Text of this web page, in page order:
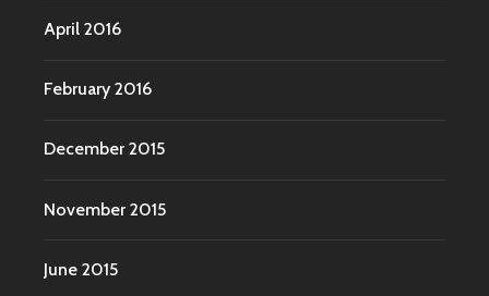
April 2016
February 2016
December 2015
November 2015
June 2015